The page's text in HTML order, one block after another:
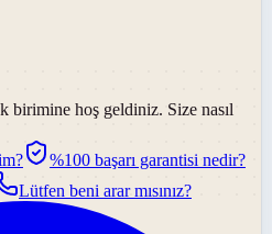
birimine hoş geldiniz. Size nasıl
%100 başarı garantisi nedir?
Lütfen beni arar mısınız?